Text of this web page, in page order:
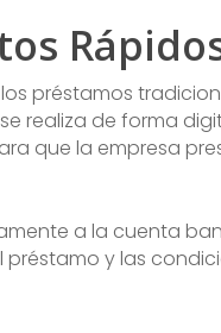
préstamos
realiza de forma
que la empresa
a la cuenta
y las